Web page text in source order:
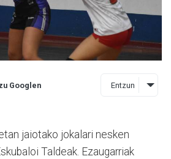
Googlen Entzun
jaiotako jokalari nesken
Taldeak. Ezaugarriak